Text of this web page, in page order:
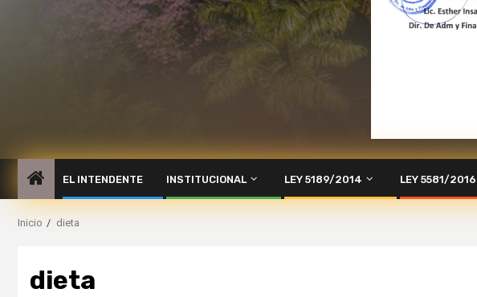
EL INTENDENTE INSTITUCIONAL LEY 5189/2014 LEY 5581/2016
Inicio dieta
dieta